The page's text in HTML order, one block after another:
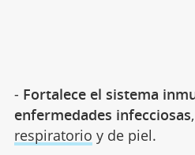
- Fortalece el sistema
enfermedades infecciosas
respiratorio y de piel.